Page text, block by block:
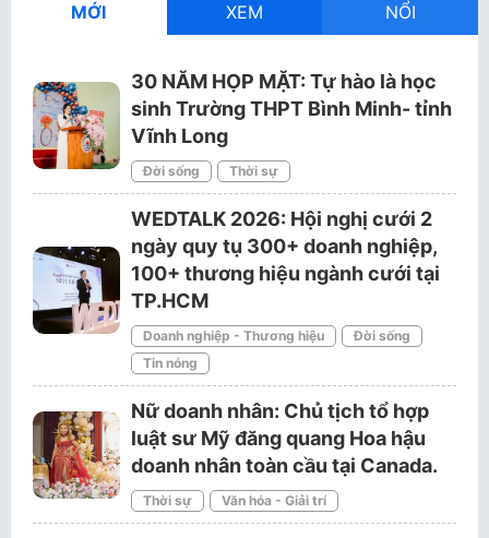
MỚI XEM NỔI
30 NĂM HỌP MẶT: Tự hào là học
sinh Trường THPT Bình Minh- tỉnh
Vĩnh Long
Đời sống Thời sự
WEDTALK 2026: Hội nghị cưới 2
ngày quy tụ 300+ doanh nghiệp,
100+ thương hiệu ngành cưới tại
TP.HCM
Doanh nghiệp - Thương hiệu
Đời sống
Tin nóng
Nữ doanh nhân: Chủ tịch tổ hợp
luật sư Mỹ đăng quang Hoa hậu
doanh nhân toàn cầu tại Canada.
Thời sự Văn hóa - Giải trí